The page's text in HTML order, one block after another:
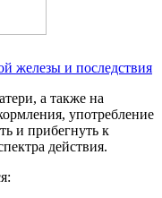
железы и последствия
а также на
употребление
и прибегнуть к
действия.